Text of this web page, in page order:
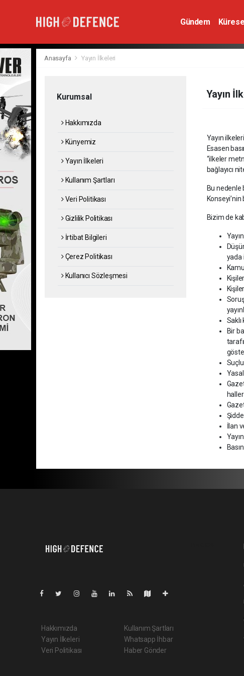
Gündem
Anasayfa Yayın İlkeleri
Kurumsal
Hakkımızda
Künyemiz
Yayın İlkeleri
Kullanım Şartları
Veri Politikası
Gizlilik Politikası
İrtibat Bilgileri
Çerez Politikası
Kullanıcı Sözleşmesi
Yayın
Yayın
Esasen
“ilkeler
bağlayıcı
Bu nedenle
Bizim de
yada
Bir
İlan
Hakkımızda
Yayın İlkeleri
Veri Politikası
Kullanım Şartları
Whatsapp İhbar
Haber Gönder